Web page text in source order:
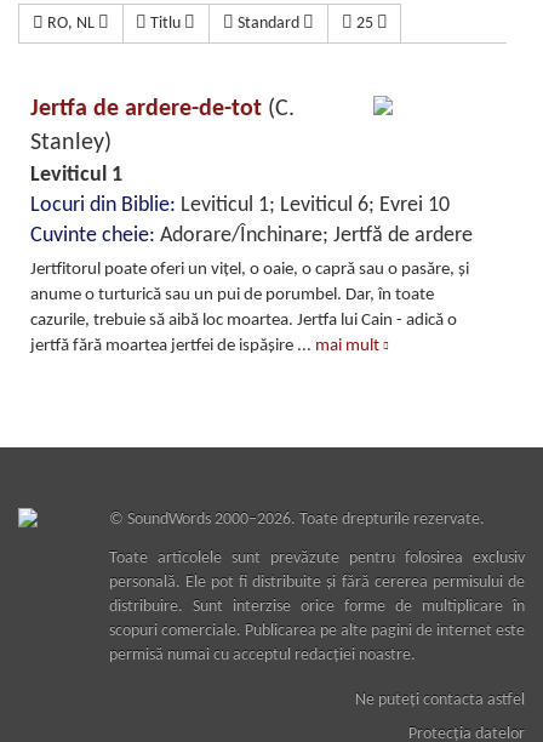
RO, NL Titlu Standard 25
Jertfa de ardere-de-tot (C.
Stanley)
Leviticul 1
Locuri din Biblie: Leviticul 1; Leviticul 6; Evrei 10
Cuvinte cheie: Adorare/Închinare; Jertfă de ardere
Jertfitorul poate oferi un vițel, o oaie, o capră sau o pasăre, și
anume o turturică sau un pui de porumbel. Dar, în toate
cazurile, trebuie să aibă loc moartea. Jertfa lui Cain - adică o
jertfă fără moartea jertfei de ispășire ... mai mult
© SoundWords2000–2026. Toate drepturile rezervate.
Toate articolele sunt prevăzute pentru folosirea exclusiv
personală. Ele pot fi distribuite şi fără cererea permisului de
distribuire. Sunt interzise orice forme de multiplicare în
scopuri comerciale. Publicarea pe alte pagini de internet este
permisă numai cu acceptul redacţiei noastre.
Ne puteţi contacta astfel
Protecţia datelor